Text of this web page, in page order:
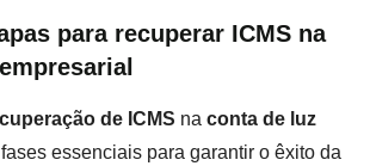
para recuperar ICMS na
de ICMS na conta de luz
essenciais para garantir o êxito da